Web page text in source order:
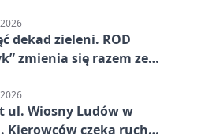
dekad zieleni. ROD
zmienia się razem ze
ul. Wiosny Ludów w
Kierowców czeka ruch